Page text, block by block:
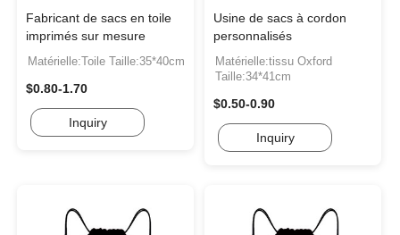
Fabricant de sacs en toile
imprimés sur mesure
Matérielle:Toile Taille:35*40cm
$0.80-1.70
Inquiry
Usine de sacs à cordon
personnalisés
Matérielle:tissu Oxford
Taille:34*41cm
$0.50-0.90
Inquiry